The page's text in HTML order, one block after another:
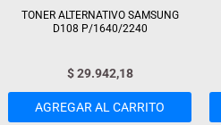
TONER ALTERNATIVO SAMSUNG
D108 P/1640/2240
$29.942,18
AGREGAR AL CARRITO